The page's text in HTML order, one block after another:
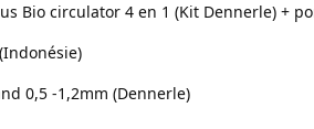
Bio circulator 4 en 1 (Kit Dennerle) +
0,5 -1,2mm (Dennerle)